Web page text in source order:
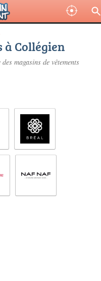
à Collégien
magasins de vêtements